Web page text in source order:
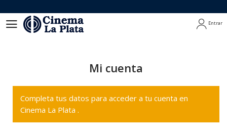
Entrar
Mi cuenta
Completa tus datos para acceder a tu cuenta en
Cinema La Plata .